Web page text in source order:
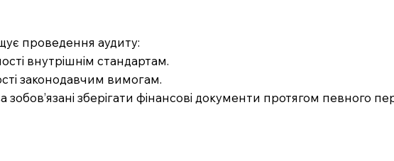
проведення аудиту:
внутрішнім стандартам.
законодавчим вимогам.
зберігати фінансові документи протягом певного